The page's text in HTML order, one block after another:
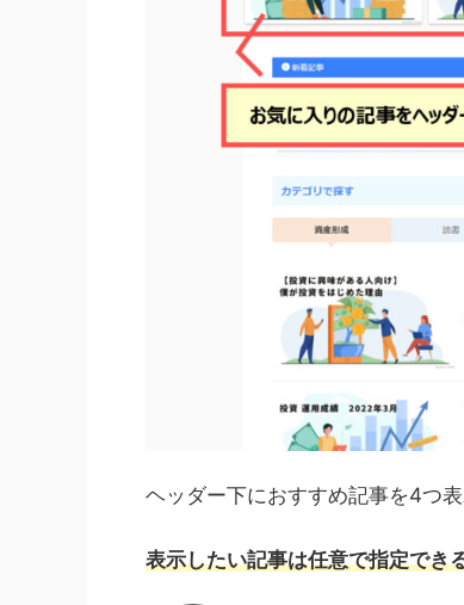
ヘッダー下におすすめ記事を4つ表
表示したい記事は任意で指定でき